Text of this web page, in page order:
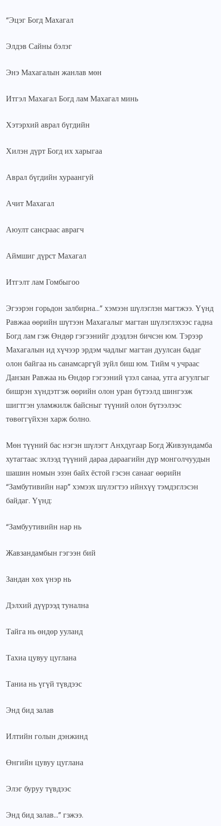
“Эцэг Богд Махагал
Элдэв Сайны бэлэг
Энэ Махагалын жанлав мөн
Итгэл Махагал Богд лам Махагал минь
Хэтэрхий аврал бүгдийн
Хилэн дүрт Богд их харыгаа
Аврал бүгдийн хураангуй
Ачит Махагал
Аюулт сансраас аврагч
Аймшиг дүрст Махагал
Итгэлт лам Гомбыгоо
Эгээрэн горьдон залбирна…” хэмээн шүлэглэн магтжээ. Үүнд
Равжаа өөрийн шүтээн Махагалыг магтан шүлэглэхээс гадна
Богд лам гэж Өндөр гэгээнийг дээдлэн бичсэн юм. Тэрээр
Махагалын ид хүчээр эрдэм чадлыг магтан дуулсан бадаг
олон байгаа нь санамсаргүй зүйл биш юм. Тийм ч учраас
Данзан Равжаа нь Өндөр гэгээний үзэл санаа, утга агуулгыг
бишрэн хүндэтгэж өөрийн олон уран бүтээлд шингээж
шигтгэн уламжилж байсныг түүний олон бүтээлээс
төвөггүйхэн харж болно.
Мөн түүний бас нэгэн шүлэгт Анхдугаар Богд Живзундамба
хутагтаас эхлээд түүний дараа дараагийн дүр монголчуудын
шашин номын эзэн байх ёстой гэсэн санааг өөрийн
“Замбутивийн нар” хэмээх шүлэгтээ ийнхүү тэмдэглэсэн
байдаг. Үүнд:
“Замбуутивийн нар нь
Жавзандамбын гэгээн бий
Зандан хөх үнэр нь
Дэлхий дүүрээд тунална
Тайга нь өндөр ууланд
Тахиа цувуу цуглана
Таниа нь үгүй түвдээс
Энд бид залав
Илтийн голын дэнжинд
Өнгийн цувуу цуглана
Элэг буруу түвдээс
Энд бид залав…” гэжээ.